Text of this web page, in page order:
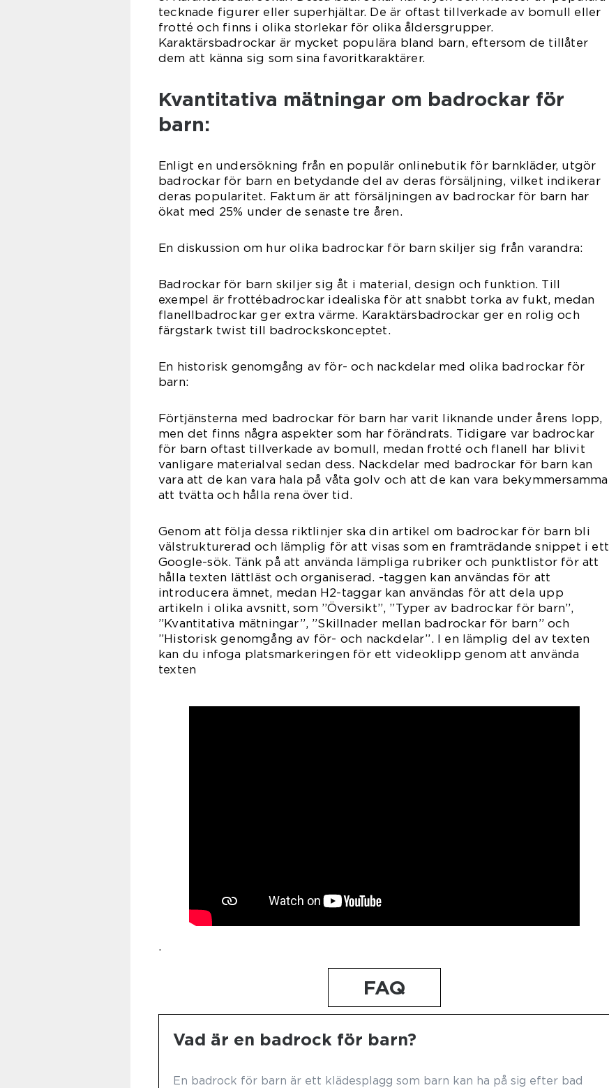
tecknade figurer eller superhjältar. De är oftast tillverkade av bomull eller
frotté och finns i olika storlekar för olika åldersgrupper.
Karaktärsbadrockar är mycket populära bland barn, eftersom de tillåter
dem att känna sig som sina favoritkaraktärer.
Kvantitativa mätningar om badrockar för
barn:
Enligt en undersökning från en populär onlinebutik för barnkläder, utgör
badrockar för barn en betydande del av deras försäljning, vilket indikerar
deras popularitet. Faktum är att försäljningen av badrockar för barn har
ökat med 25% under de senaste tre åren.
En diskussion om hur olika badrockar för barn skiljer sig från varandra:
Badrockar för barn skiljer sig åt i material, design och funktion. Till
exempel är frottébadrockar idealiska för att snabbt torka av fukt, medan
flanellbadrockar ger extra värme. Karaktärsbadrockar ger en rolig och
färgstark twist till badrockskonceptet.
En historisk genomgång av för- och nackdelar med olika badrockar för
barn:
Förtjänsterna med badrockar för barn har varit liknande under årens lopp,
men det finns några aspekter som har förändrats. Tidigare var badrockar
för barn oftast tillverkade av bomull, medan frotté och flanell har blivit
vanligare materialval sedan dess. Nackdelar med badrockar för barn kan
vara att de kan vara hala på våta golv och att de kan vara bekymmersamma
att tvätta och hålla rena över tid.
Genom att följa dessa riktlinjer ska din artikel om badrockar för barn bli
välstrukturerad och lämplig för att visas som en framträdande snippet i ett
Google-sök. Tänk på att använda lämpliga rubriker och punktlistor för att
hålla texten lättläst och organiserad. -taggen kan användas för att
introducera ämnet, medan H2-taggar kan användas för att dela upp
artikeln i olika avsnitt, som ”Översikt”, ”Typer av badrockar för barn”,
”Kvantitativa mätningar”, ”Skillnader mellan badrockar för barn” och
”Historisk genomgång av för- och nackdelar”. I en lämplig del av texten
kan du infoga platsmarkeringen för ett videoklipp genom att använda
texten
.
FAQ
Vad är en badrock för barn?
En badrock för barn är ett klädesplagg som barn kan ha på sig efter bad